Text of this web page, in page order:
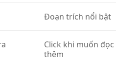
Đoạn trích nổi bật
Click khi muốn đọc
thêm